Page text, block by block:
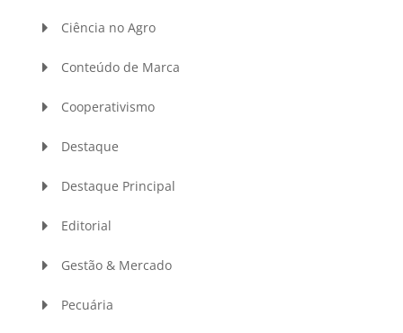
Ciência no Agro
Conteúdo de Marca
Cooperativismo
Destaque
Destaque Principal
Editorial
Gestão & Mercado
Pecuária